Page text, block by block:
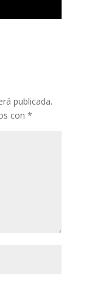
publicada.
con *